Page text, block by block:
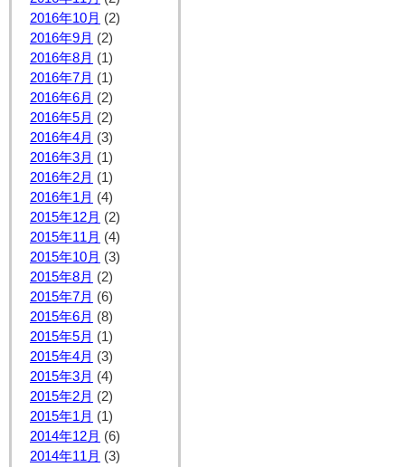
2016年10月 (2)
2016年9月 (2)
2016年8月 (1)
2016年7月 (1)
2016年6月 (2)
2016年5月 (2)
2016年4月 (3)
2016年3月 (1)
2016年2月 (1)
2016年1月 (4)
2015年12月 (2)
2015年11月 (4)
2015年10月 (3)
2015年8月 (2)
2015年7月 (6)
2015年6月 (8)
2015年5月 (1)
2015年4月 (3)
2015年3月 (4)
2015年2月 (2)
2015年1月 (1)
2014年12月 (6)
2014年11月 (3)